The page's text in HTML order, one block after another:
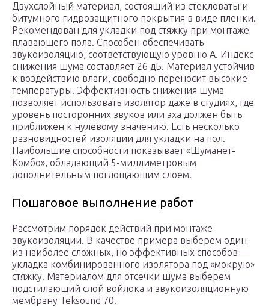
Двухслойный материал, состоящий из стекловаты и
битумного гидрозащитного покрытия в виде пленки.
Рекомендован для укладки под стяжку при монтаже
плавающего пола. Способен обеспечивать
звукоизоляцию, соответствующую уровню А. Индекс
снижения шума составляет 26 дБ. Материал устойчив
к воздействию влаги, свободно переносит высокие
температуры. Эффективность снижения шума
позволяет использовать изолятор даже в студиях, где
уровень посторонних звуков или эха должен быть
приближен к нулевому значению. Есть несколько
разновидностей изоляции для укладки на пол.
Наибольшие способности показывает «Шуманет-
Комбо», обладающий 5-миллиметровым
дополнительным поглощающим слоем.
Пошаговое выполнение работ
Рассмотрим порядок действий при монтаже
звукоизоляции. В качестве примера выберем один
из наиболее сложных, но эффективных способов —
укладка комбинированного изолятора под «мокрую»
стяжку. Материалом для отсечки шума выберем
подстилающий слой войлока и звукоизоляционную
мембрану Teksound 70.